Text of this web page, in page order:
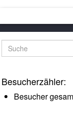
Suche
Besucherzähler:
Besucher